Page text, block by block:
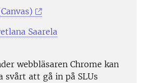
Saarela
webbläsaren Chrome kan
svårt att gå in på SLUs